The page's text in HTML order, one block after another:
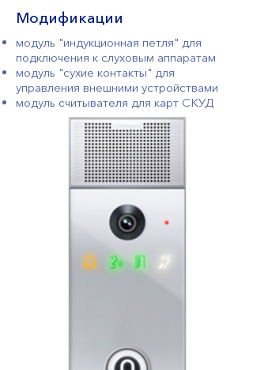
Модификации
модуль "индукционная петля" для
подключения к слуховым аппаратам
модуль "сухие контакты" для
управления внешними устройствами
модуль считывателя для карт СКУД